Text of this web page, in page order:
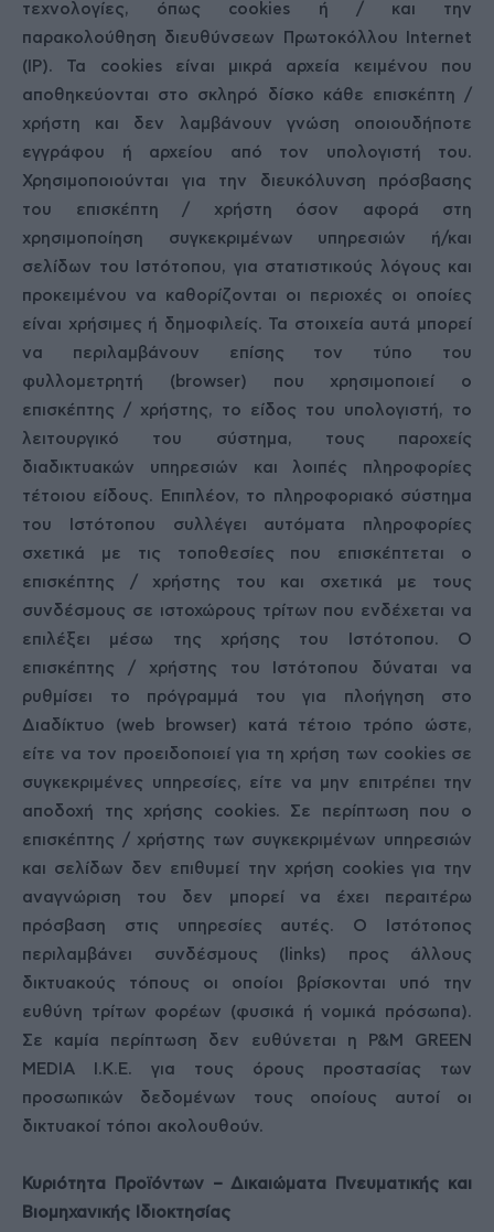
τεχνολογίες, όπως cookies ή / και την
παρακολούθηση διευθύνσεων Πρωτοκόλλου Internet
(IP). Τα cookies είναι μικρά αρχεία κειμένου που
αποθηκεύονται στο σκληρό δίσκο κάθε επισκέπτη /
χρήστη και δεν λαμβάνουν γνώση οποιουδήποτε
εγγράφου ή αρχείου από τον υπολογιστή του.
Χρησιμοποιούνται για την διευκόλυνση πρόσβασης
του επισκέπτη / χρήστη όσον αφορά στη
χρησιμοποίηση συγκεκριμένων υπηρεσιών ή/και
σελίδων του Ιστότοπου, για στατιστικούς λόγους και
προκειμένου να καθορίζονται οι περιοχές οι οποίες
είναι χρήσιμες ή δημοφιλείς. Τα στοιχεία αυτά μπορεί
να περιλαμβάνουν επίσης τον τύπο του
φυλλομετρητή (browser) που χρησιμοποιεί ο
επισκέπτης / χρήστης, το είδος του υπολογιστή, το
λειτουργικό του σύστημα, τους παροχείς
διαδικτυακών υπηρεσιών και λοιπές πληροφορίες
τέτοιου είδους. Επιπλέον, το πληροφοριακό σύστημα
του Ιστότοπου συλλέγει αυτόματα πληροφορίες
σχετικά με τις τοποθεσίες που επισκέπτεται ο
επισκέπτης / χρήστης του και σχετικά με τους
συνδέσμους σε ιστοχώρους τρίτων που ενδέχεται να
επιλέξει μέσω της χρήσης του Ιστότοπου. Ο
επισκέπτης / χρήστης του Ιστότοπου δύναται να
ρυθμίσει το πρόγραμμά του για πλοήγηση στο
Διαδίκτυο (web browser) κατά τέτοιο τρόπο ώστε,
είτε να τον προειδοποιεί για τη χρήση των cookies σε
συγκεκριμένες υπηρεσίες, είτε να μην επιτρέπει την
αποδοχή της χρήσης cookies. Σε περίπτωση που ο
επισκέπτης / χρήστης των συγκεκριμένων υπηρεσιών
και σελίδων δεν επιθυμεί την χρήση cookies για την
αναγνώριση του δεν μπορεί να έχει περαιτέρω
πρόσβαση στις υπηρεσίες αυτές. Ο Ιστότοπος
περιλαμβάνει συνδέσμους (links) προς άλλους
δικτυακούς τόπους οι οποίοι βρίσκονται υπό την
ευθύνη τρίτων φορέων (φυσικά ή νομικά πρόσωπα).
Σε καμία περίπτωση δεν ευθύνεται η P&M GREEN
MEDIA Ι.Κ.Ε. για τους όρους προστασίας των
προσωπικών δεδομένων τους οποίους αυτοί οι
δικτυακοί τόποι ακολουθούν.
Κυριότητα Προϊόντων – Δικαιώματα Πνευματικής και
Βιομηχανικής Ιδιοκτησίας